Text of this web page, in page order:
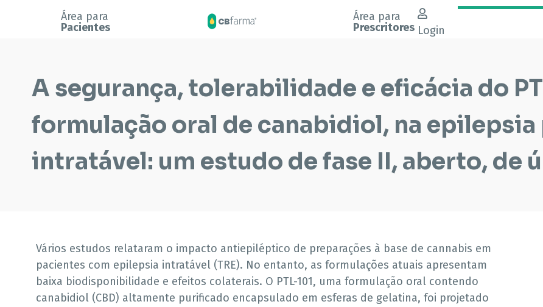
Área para
Pacientes
Área para
Prescritores Login
A segurança, tolerabilidade e eficácia do
formulação oral de canabidiol, na
intratável: um estudo de fase II, aberto, de
Vários estudos relataram o impacto antiepiléptico de preparações à base de cannabis em
pacientes com epilepsia intratável (TRE). No entanto, as formulações atuais apresentam
baixa biodisponibilidade e efeitos colaterais. O PTL-101, uma formulação oral contendo
canabidiol (CBD) altamente purificado encapsulado em esferas de gelatina, foi projetado